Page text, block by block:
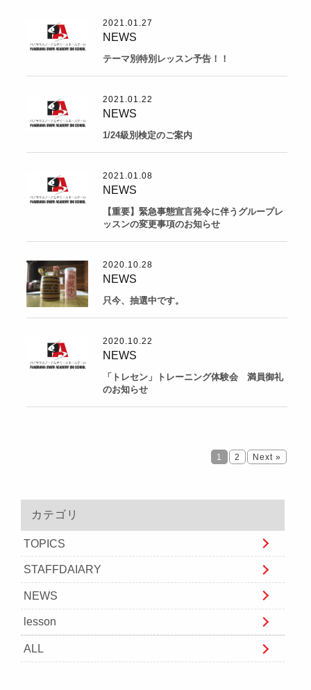
2021.01.27
NEWS
テーマ別特別レッスン予告！！
2021.01.22
NEWS
1/24級別検定のご案内
2021.01.08
NEWS
【重要】緊急事態宣言発令に伴うグループレ
ッスンの変更事項のお知らせ
2020.10.28
NEWS
只今、抽選中です。
2020.10.22
NEWS
「トレセン」トレーニング体験会 満員御礼
のお知らせ
1 2 Next »
カテゴリ
TOPICS
STAFFDAIARY
NEWS
lesson
ALL